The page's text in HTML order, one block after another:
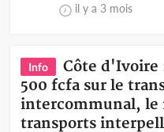
il y a 3 mois
Info
Côte d'Ivoire
500 fcfa sur le
intercommunal, le
transports